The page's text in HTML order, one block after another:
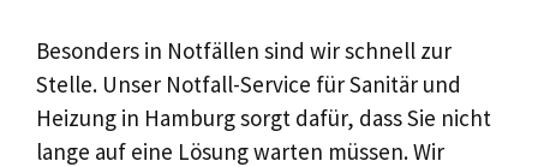
Besonders in Notfällen sind wir schnell zur
Stelle. Unser Notfall-Service für Sanitär und
Heizung in Hamburg sorgt dafür, dass Sie nicht
lange auf eine Lösung warten müssen. Wir